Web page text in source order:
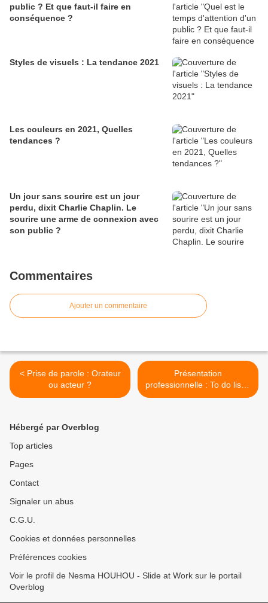
public ? Et que faut-il faire en
conséquence ?
Styles de visuels : La tendance 2021
Les couleurs en 2021, Quelles
tendances ?
Un jour sans sourire est un jour
perdu, dixit Charlie Chaplin. Le
sourire une arme de connexion avec
son public ?
Commentaires
Ajouter un commentaire
< Prise de parole : Orateur
ou acteur ?
Présentation
professionnelle : To do list...
>
Hébergé par Overblog
Top articles
Pages
Contact
Signaler un abus
C.G.U.
Cookies et données personnelles
Préférences cookies
Voir le profil de Nesma HOUHOU - Slide at Work sur le portail
Overblog